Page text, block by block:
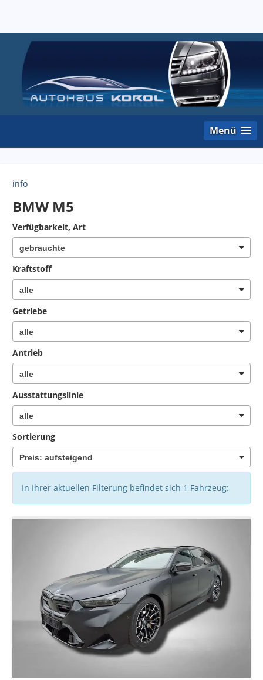
Menü
info
BMW M5
Verfügbarkeit, Art
Kraftstoff
Getriebe
Antrieb
Ausstattungslinie
Sortierung
In Ihrer aktuellen Filterung befindet sich 1 Fahrzeug: